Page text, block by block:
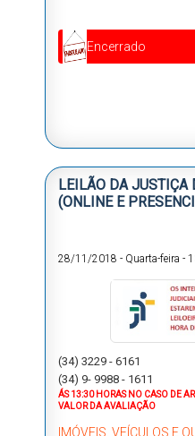
Encerrado
LEILÃO DA JUSTIÇA
(ONLINE E
28/11/2018 - Quarta-feira -
(34) 3229 - 6161
(34) 9- 9988 - 1611
ÁS 13:30 HORAS NO CASO DE
VALOR DA AVALIAÇÃO
IMÓVEIS, VEÍCULOS E